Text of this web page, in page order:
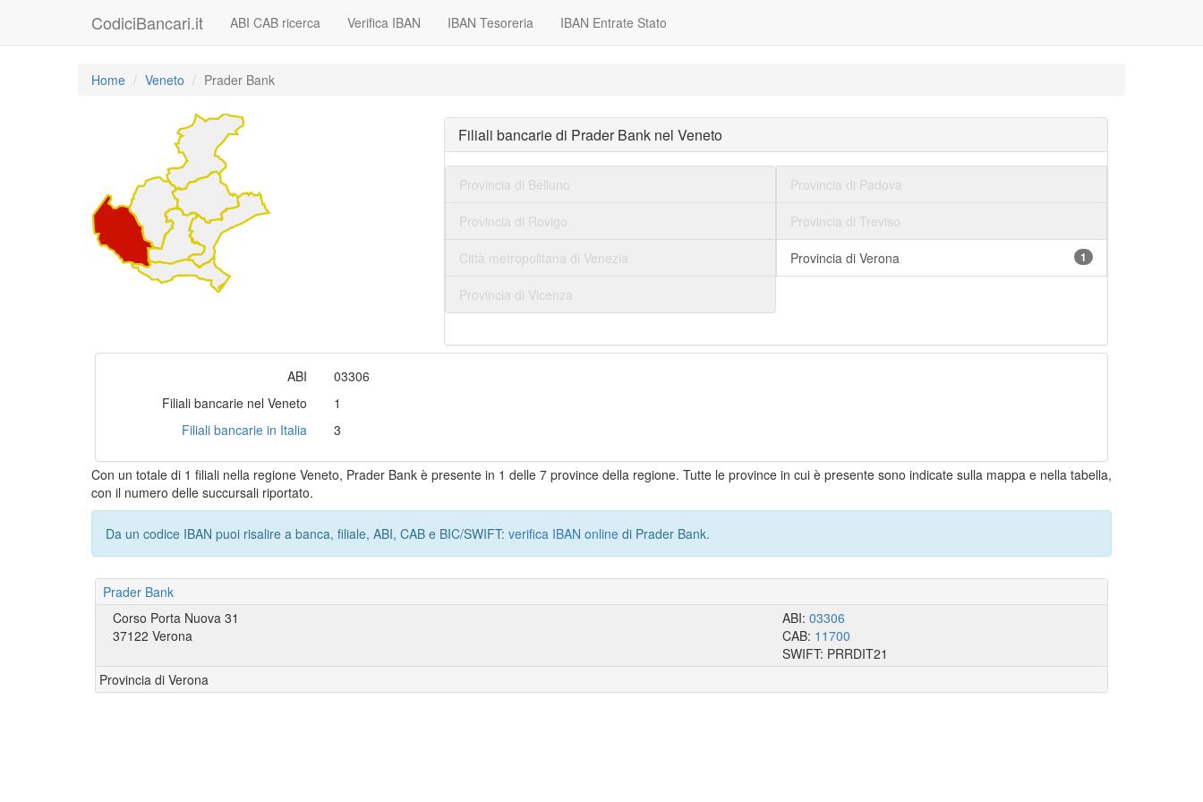
CodiciBancari.it ABI CAB ricerca Verifica IBAN IBAN Tesoreria IBAN Entrate Stato
Home Veneto Prader Bank
Filiali bancarie di Prader Bank nel Veneto
Provincia di Belluno Provincia di Padova
Provincia di Rovigo Provincia di Treviso
Città metropolitana di Venezia Provincia di Verona 1
Provincia di Vicenza
ABI
03306
Filiali bancarie nel Veneto
1
Filiali bancarie in Italia
3
Con un totale di 1 filiali nella regione Veneto, Prader Bank è presente in 1 delle 7 province della regione. Tutte le province in cui è presente sono indicate sulla mappa e nella tabella,
con il numero delle succursali riportato.
Da un codice IBAN puoi risalire a banca, filiale, ABI, CAB e BIC/SWIFT: verifica IBAN online di Prader Bank.
Prader Bank
Corso Porta Nuova 31
37122 Verona
ABI: 03306
CAB: 11700
SWIFT: PRRDIT21
Provincia di Verona